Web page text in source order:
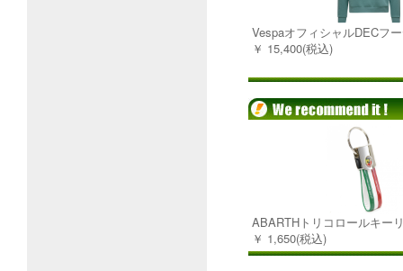
VespaオフィシャルDECフ
￥ 15,400(税込)
ABARTHトリコロールキー
￥ 1,650(税込)